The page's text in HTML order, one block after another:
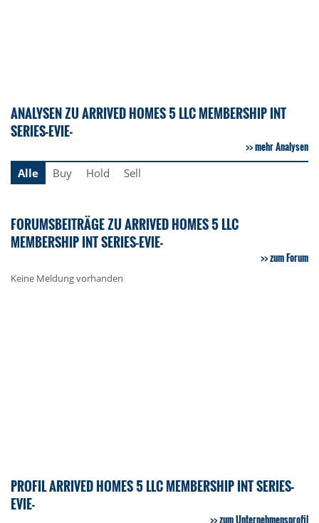
ANALYSEN ZU ARRIVED HOMES 5 LLC MEMBERSHIP INT
SERIES-EVIE-
mehr Analysen
Alle
Buy Hold Sell
FORUMSBEITRÄGE ZU ARRIVED HOMES 5 LLC
MEMBERSHIP INT SERIES-EVIE-
zum Forum
Keine Meldung vorhanden
PROFIL ARRIVED HOMES 5 LLC MEMBERSHIP INT SERIES-
EVIE-
zum Unternehmensprofil